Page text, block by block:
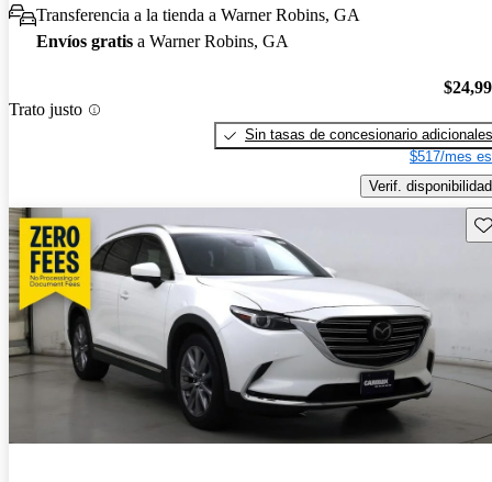
Transferencia a la tienda a Warner Robins, GA
Envíos gratis a Warner Robins, GA
Trato justo
Sin tasas de concesionario adicionales
$517/mes
Verif. disponibilidad